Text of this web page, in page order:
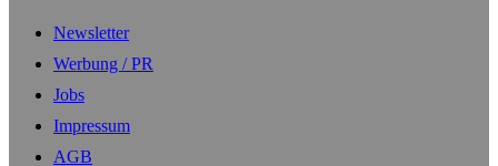
Newsletter
Werbung / PR
Jobs
Impressum
AGB